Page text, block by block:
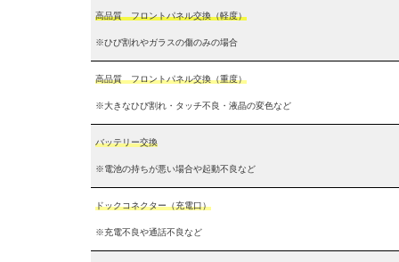
高品質 フロントパネル交換（軽度）
※ひび割れやガラスの傷のみの場合
高品質 フロントパネル交換（重度）
※大きなひび割れ・タッチ不良・液晶の変色など
バッテリー交換
※電池の持ちが悪い場合や起動不良など
ドックコネクター（充電口）
※充電不良や通話不良など